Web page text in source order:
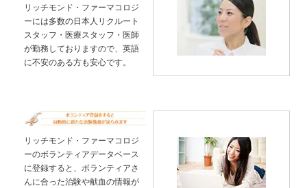
リッチモンド・ファーマコロジ
ーには多数の日本人リクルート
スタッフ・医療スタッフ・医師
が勤務しておりますので、英語
に不安のある方も安心です。
リッチモンド・ファーマコロジ
ーのボランティアデータベース
に登録すると、ボランティアさ
んに合った治験や献血の情報が